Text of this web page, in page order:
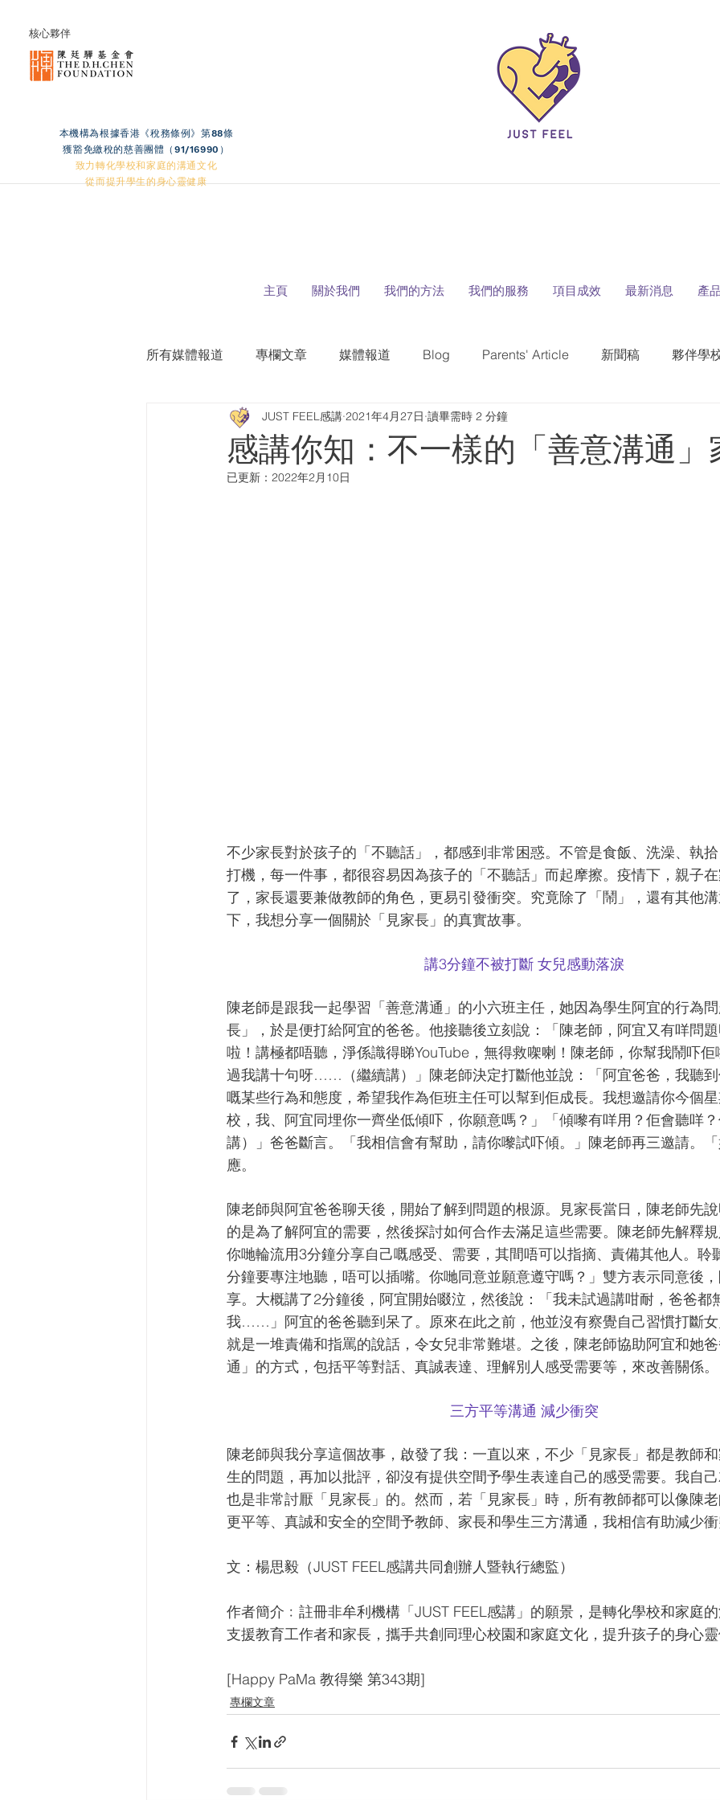
核心夥伴
本機構為根據香港《稅務條例》第88條
獲豁免繳稅的慈善團體（91/16990）
致力轉化學校和家庭的溝通文化
從而提升學生的身心靈健康
主頁 關於我們 我們的方法 我們的服務 項目成效 最新消息 產
所有媒體報道 專欄文章 媒體報道 Blog Parents' Article 新聞稿 夥伴學
Press Release 南華早報
感講你知：不一樣的「善意溝通」
JUST FEEL感講 2021年4月27日 讀畢需時 2 分鐘
已更新： 2022年2月10日
不少家長對於孩子的「不聽話」，都感到非常困惑。不管是食飯、洗澡、執
打機，每一件事，都很容易因為孩子的「不聽話」而起摩擦。疫情下，親子
了，家長還要兼做教師的角色，更易引發衝突。究竟除了「鬧」，還有其他
下，我想分享一個關於「見家長」的真實故事。
講3分鐘不被打斷 女兒感動落淚
陳老師是跟我一起學習「善意溝通」的小六班主任，她因為學生阿宜的行為
長」，於是便打給阿宜的爸爸。他接聽後立刻說：「陳老師，阿宜又有咩問
啦！講極都唔聽，淨係識得睇YouTube，無得救㗎喇！陳老師，你幫我鬧吓
過我講十句呀……（繼續講）」陳老師決定打斷他並說：「阿宜爸爸，我聽
嘅某些行為和態度，希望我作為佢班主任可以幫到佢成長。我想邀請你今個
校，我、阿宜同埋你一齊坐低傾吓，你願意嗎？」「傾嚟有咩用？佢會聽咩
講）」爸爸斷言。「我相信會有幫助，請你嚟試吓傾。」陳老師再三邀請。
應。
陳老師與阿宜爸爸聊天後，開始了解到問題的根源。見家長當日，陳老師先
的是為了解阿宜的需要，然後探討如何合作去滿足這些需要。陳老師先解釋
你哋輪流用3分鐘分享自己嘅感受、需要，其間唔可以指摘、責備其他人。聆
分鐘要專注地聽，唔可以插嘴。你哋同意並願意遵守嗎？」雙方表示同意後
享。大概講了2分鐘後，阿宜開始啜泣，然後說：「我未試過講咁耐，爸爸都
我……」阿宜的爸爸聽到呆了。原來在此之前，他並沒有察覺自己習慣打斷
就是一堆責備和指罵的說話，令女兒非常難堪。之後，陳老師協助阿宜和她
通」的方式，包括平等對話、真誠表達、理解別人感受需要等，來改善關係。
三方平等溝通 減少衝突
陳老師與我分享這個故事，啟發了我：一直以來，不少「見家長」都是教師
生的問題，再加以批評，卻沒有提供空間予學生表達自己的感受需要。我自
也是非常討厭「見家長」的。然而，若「見家長」時，所有教師都可以像陳
更平等、真誠和安全的空間予教師、家長和學生三方溝通，我相信有助減少
文：楊思毅（JUST FEEL感講共同創辦人暨執行總監）
作者簡介﹕註冊非牟利機構「JUST FEEL感講」的願景，是轉化學校和家庭
支援教育工作者和家長，攜手共創同理心校園和家庭文化，提升孩子的身心
[Happy PaMa 教得樂 第343期]
專欄文章